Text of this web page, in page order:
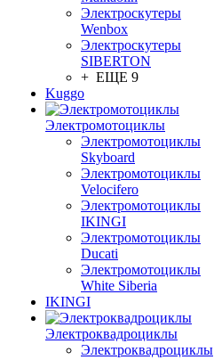
Электроскутеры
Wenbox
Электроскутеры
SIBERTON
+ ЕЩЕ 9
Kuggo
Электромотоциклы
Электромотоциклы
Skyboard
Электромотоциклы
Velocifero
Электромотоциклы
IKINGI
Электромотоциклы
Ducati
Электромотоциклы
White Siberia
IKINGI
Электроквадроциклы
Электроквадроциклы